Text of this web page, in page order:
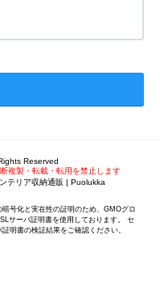
Reserved
複製・転載・転用を禁止します
テリア収納通販 | Puolukka
号化と実在性の証明のため、GMOグロ
サーバ証明書を使用しております。 セ
明書の検証結果をご確認ください。